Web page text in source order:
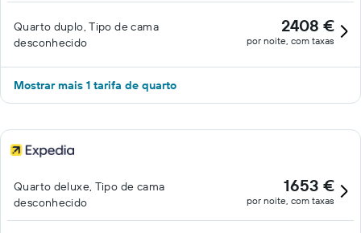
Quarto duplo, Tipo de cama
desconhecido
2408 €
por noite, com taxas
Mostrar mais 1 tarifa de quarto
Quarto deluxe, Tipo de cama
desconhecido
1653 €
por noite, com taxas